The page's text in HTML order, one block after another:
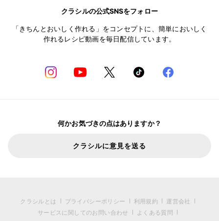
クラシルの公式SNSをフォロー
「きちんとおいしく作れる」をコンセプトに、簡単においしく
作れるレシピ動画を毎日配信しています。
何かお気づきの点はありますか？
クラシルに意見を送る
クラシルとは プライバシーポリシー 利用規約
運営会社
サービスに関してのお問い合わせ
よくある質問